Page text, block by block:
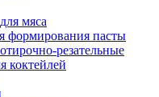
мяса
пасты
резательные
коктейлей